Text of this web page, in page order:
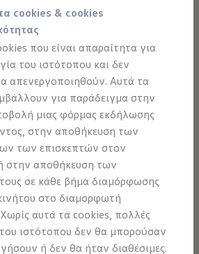
cookies & cookies
που είναι απαραίτητα για
του ιστότοπου και δεν
απενεργοποιηθούν. Αυτά τα
για παράδειγμα στην
μιας φόρμας εκδήλωσης
στην αποθήκευση των
των επισκεπτών στον
στην αποθήκευση των
σε κάθε βήμα διαμόρφωσης
στο διαμορφωτή
αυτά τα cookies, πολλές
ιστότοπου δεν θα μπορούσαν
ή δεν θα ήταν διαθέσιμες.
ehybrid
αυτοκίνητα
αυτονομίας
χρόνου φόρτισης
κόστους φόρτισης
λογισμικού
Υπηρεσία Φόρτισης
σημείων φόρτισης
MEB
Αλήθειες για την ηλεκτροκίνηση
να φορτίσω;
μπορώ να φτάσω;
να πληρώσω;
να φορτίσω;
θερμότητας στα ID.
ανάκτησης ενέργειας κατά την
πέδησης στα ID.
μεταχειρισμένα αυτοκίνητα